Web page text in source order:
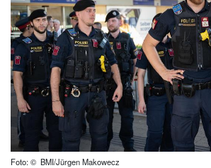
Foto: © BMI/Jürgen Makowecz